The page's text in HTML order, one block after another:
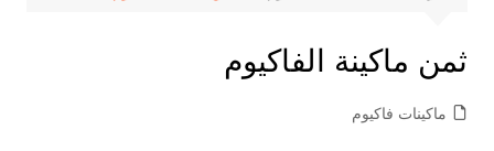
ثمن ماكينة الفاكيوم
ماكينات فاكيوم